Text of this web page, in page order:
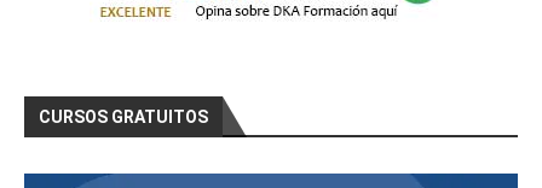
CURSOS GRATUITOS